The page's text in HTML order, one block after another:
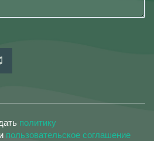
политику
и пользовательское соглашение